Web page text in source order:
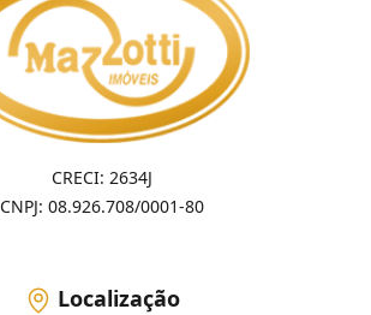
CRECI: 2634J
CNPJ: 08.926.708/0001-80
Localização